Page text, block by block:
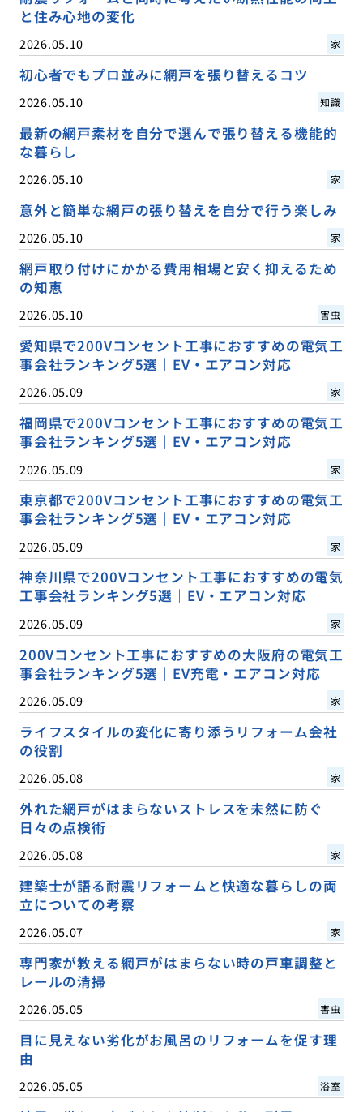
と住み心地の変化
2026.05.10 家
初心者でもプロ並みに網戸を張り替えるコツ
2026.05.10 知識
最新の網戸素材を自分で選んで張り替える機能的
な暮らし
2026.05.10 家
意外と簡単な網戸の張り替えを自分で行う楽しみ
2026.05.10 家
網戸取り付けにかかる費用相場と安く抑えるため
の知恵
2026.05.10 害虫
愛知県で200Vコンセント工事におすすめの電気工
事会社ランキング5選｜EV・エアコン対応
2026.05.09 家
福岡県で200Vコンセント工事におすすめの電気工
事会社ランキング5選｜EV・エアコン対応
2026.05.09 家
東京都で200Vコンセント工事におすすめの電気工
事会社ランキング5選｜EV・エアコン対応
2026.05.09 家
神奈川県で200Vコンセント工事におすすめの電気
工事会社ランキング5選｜EV・エアコン対応
2026.05.09 家
200Vコンセント工事におすすめの大阪府の電気工
事会社ランキング5選｜EV充電・エアコン対応
2026.05.09 家
ライフスタイルの変化に寄り添うリフォーム会社
の役割
2026.05.08 家
外れた網戸がはまらないストレスを未然に防ぐ
日々の点検術
2026.05.08 家
建築士が語る耐震リフォームと快適な暮らしの両
立についての考察
2026.05.07 家
専門家が教える網戸がはまらない時の戸車調整と
レールの清掃
2026.05.05 害虫
目に見えない劣化がお風呂のリフォームを促す理
由
2026.05.05 浴室